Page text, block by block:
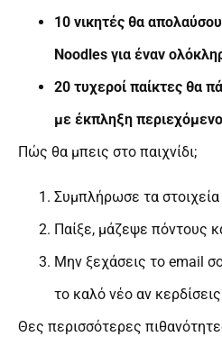
10 νικητές θα
Noodles για έναν
20 τυχεροί παίκτες θα
με έκπληξη
Πώς θα μπεις στο παιχνίδι;
Συμπλήρωσε τα
Παίξε, μάζεψε πόντους
Μην ξεχάσεις το email
το καλό νέο αν κερδίσεις
Θες περισσότερες